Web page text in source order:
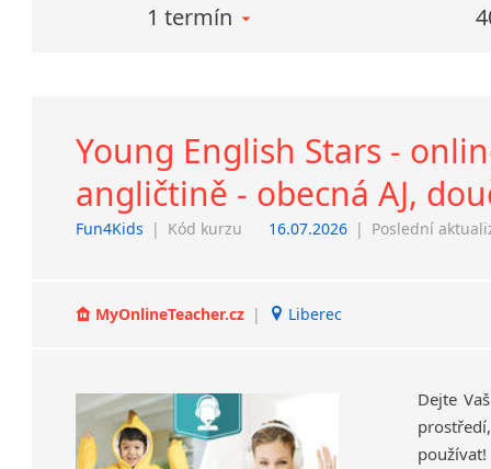
1 termín
Young English Stars -
angličtině - obecná AJ,
Fun4Kids | Kód kurzu 16.07.2026 | Poslední
MyOnlineTeacher.cz | Liberec
Dejte